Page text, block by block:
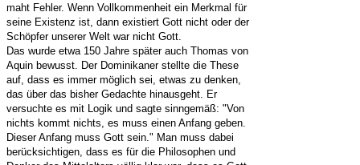
maht Fehler. Wenn Vollkommenheit ein Merkmal für
seine Existenz ist, dann existiert Gott nicht oder der
Schöpfer unserer Welt war nicht Gott.
Das wurde etwa 150 Jahre später auch Thomas von
Aquin bewusst. Der Dominikaner stellte die These
auf, dass es immer möglich sei, etwas zu denken,
das über das bisher Gedachte hinausgeht. Er
versuchte es mit Logik und sagte sinngemäß: "Von
nichts kommt nichts, es muss einen Anfang geben.
Dieser Anfang muss Gott sein." Man muss dabei
berücksichtigen, dass es für die Philosophen und